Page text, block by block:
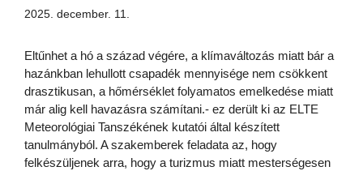
2025. december. 11.
Eltűnhet a hó a század végére, a klímaváltozás miatt bár a
hazánkban lehullott csapadék mennyisége nem csökkent
drasztikusan, a hőmérséklet folyamatos emelkedése miatt
már alig kell havazásra számítani.- ez derült ki az ELTE
Meteorológiai Tanszékének kutatói által készített
tanulmányból. A szakemberek feladata az, hogy
felkészüljenek arra, hogy a turizmus miatt mesterségesen